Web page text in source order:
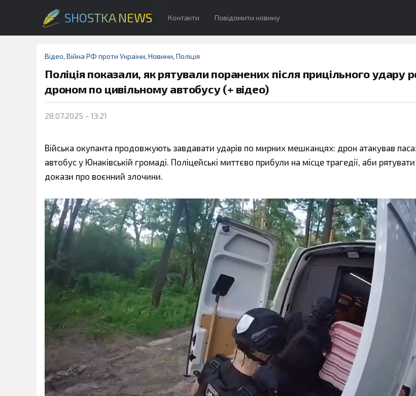
SHOSTKA NEWS Контакти Повідомити новину
Відео, Війна РФ проти України, Новини, Поліція
Поліція показали, як рятували поранених після прицільного удару
дроном по цивільному автобусу (+ відео)
28.07.2025 - 13:21
Війська окупанта продовжують завдавати ударів по мирних мешканцях: дрон атакував
автобус у Юнаківській громаді. Поліцейські миттєво прибули на місце трагедії, аби
докази про воєнний злочини.